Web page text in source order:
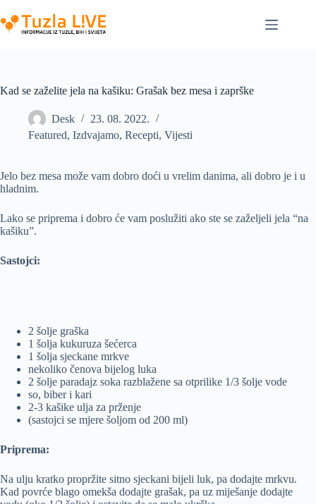
to
content
Kad se zaželite jela na kašiku: Grašak bez mesa i zaprške
Desk
23. 08. 2022.
Featured, Izdvajamo, Recepti, Vijesti
Jelo bez mesa može vam dobro doći u vrelim danima, ali dobro je i u
hladnim.
Lako se priprema i dobro će vam poslužiti ako ste se zaželjeli jela “na
kašiku”.
Sastojci:
2 šolje graška
1 šolja kukuruza šećerca
1 šolja sjeckane mrkve
nekoliko čenova bijelog luka
2 šolje paradajz soka razblažene sa otprilike 1/3 šolje vode
so, biber i kari
2-3 kašike ulja za prženje
(sastojci se mjere šoljom od 200 ml)
Priprema:
Na ulju kratko propržite sitno sjeckani bijeli luk, pa dodajte mrkvu.
Kad povrće blago omekša dodajte grašak, pa uz miješanje dodajte